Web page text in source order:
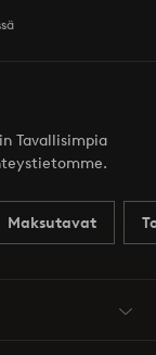
Tavallisimpia
Maksutavat